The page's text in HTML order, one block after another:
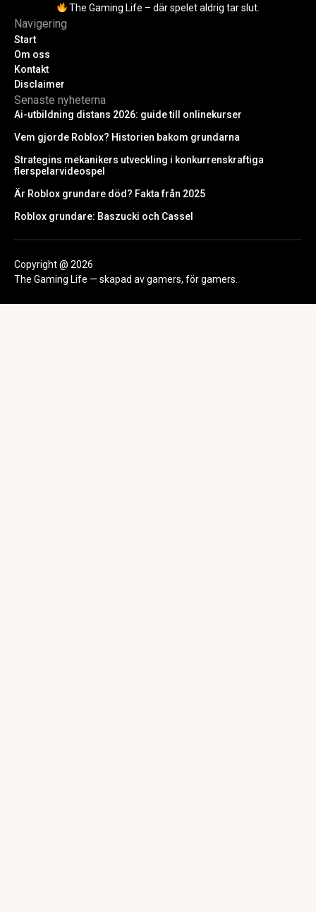
The Gaming Life – där spelet aldrig tar slut.
Navigering
Start
Om oss
Kontakt
Disclaimer
Senaste nyheterna
Ai-utbildning distans 2026: guide till onlinekurser
Vem gjorde Roblox? Historien bakom grundarna
Strategins mekanikers utveckling i konkurrenskraftiga
flerspelarvideospel
Är Roblox grundare död? Fakta från 2025
Roblox grundare: Baszucki och Cassel
Copyright @ 2026
The Gaming Life — skapad av gamers, för gamers.